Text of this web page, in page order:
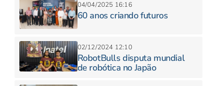
04/04/2025 16:16
60 anos criando futuros
02/12/2024 12:10
RobotBulls disputa mundial
de robótica no Japão